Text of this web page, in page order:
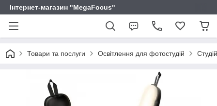
Інтернет-магазин "MegaFocus"
Товари та послуги Освітлення для фотостудій